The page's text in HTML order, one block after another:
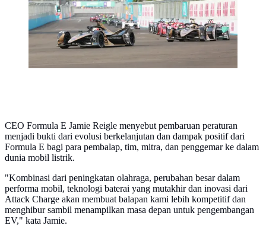
CEO Formula E Jamie Reigle menyebut pembaruan peraturan
menjadi bukti dari evolusi berkelanjutan dan dampak positif dari
Formula E bagi para pembalap, tim, mitra, dan penggemar ke dalam
dunia mobil listrik.
"Kombinasi dari peningkatan olahraga, perubahan besar dalam
performa mobil, teknologi baterai yang mutakhir dan inovasi dari
Attack Charge akan membuat balapan kami lebih kompetitif dan
menghibur sambil menampilkan masa depan untuk pengembangan
EV," kata Jamie.